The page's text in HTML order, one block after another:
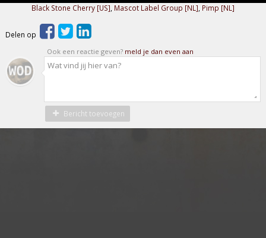
Black Stone Cherry [US] Mascot Label Group [NL] Pimp [NL]
Delen op
Ook een reactie geven? meld je dan even aan
Bericht toevoegen